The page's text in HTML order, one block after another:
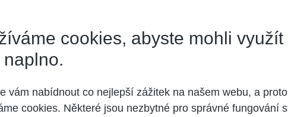
cookies, abyste mohli využít
vám nabídnout co nejlepší zážitek na našem webu, a proto
cookies. Některé jsou nezbytné pro správné fungování